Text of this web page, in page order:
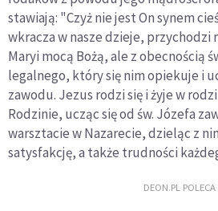
stawiają: "Czyż nie jest On synem
wkracza w nasze dzieje, przychodzi
Maryi mocą Bożą, ale z obecnością
legalnego, który się nim opiekuje i
zawodu. Jezus rodzi się i żyje w
Rodzinie, ucząc się od św. Józefa
warsztacie w Nazarecie, dzieląc z
satysfakcję, a także trudności
DEON.PL POLECA